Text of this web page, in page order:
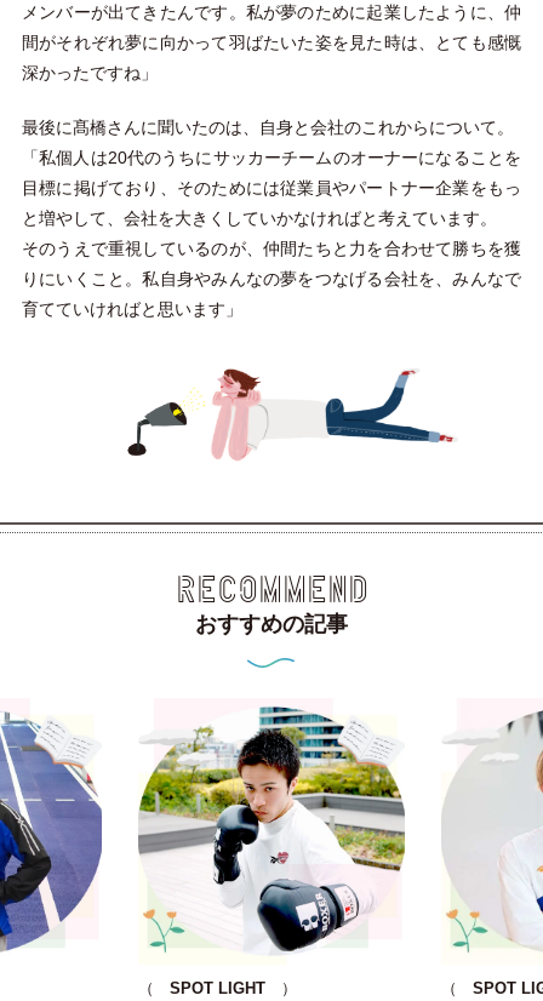
メンバーが出てきたんです。私が夢のために起業したように、仲
間がそれぞれ夢に向かって羽ばたいた姿を見た時は、とても感慨
深かったですね」
最後に髙橋さんに聞いたのは、自身と会社のこれからについて。
「私個人は20代のうちにサッカーチームのオーナーになることを
目標に掲げており、そのためには従業員やパートナー企業をもっ
と増やして、会社を大きくしていかなければと考えています。
そのうえで重視しているのが、仲間たちと力を合わせて勝ちを獲
りにいくこと。私自身やみんなの夢をつなげる会社を、みんなで
育てていければと思います」
RECOMMEND
おすすめの記事
（ SPOT LIGHT） （ SPOT